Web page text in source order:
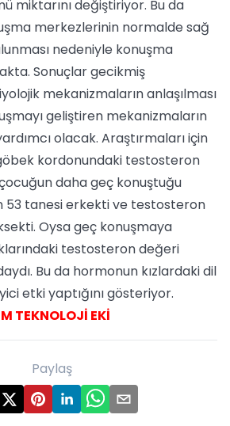
miktarını değiştiriyor. Bu da
merkezlerinin normalde sağ
nedeniyle konuşma
Sonuçlar gecikmiş
mekanizmaların anlaşılması
geliştiren mekanizmaların
olacak. Araştırmaları için
kordonundaki testosteron
daha geç konuştuğu
53 tanesi erkekti ve testosteron
Oysa geç konuşmaya
testosteron değeri
Bu da hormonun kızlardaki dil
etki yaptığını gösteriyor.
TEKNOLOJİ EKİ
Paylaş